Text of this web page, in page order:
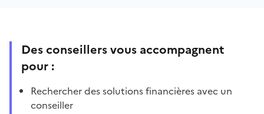
Des conseillers vous accompagnent
pour :
Rechercher des solutions financières avec un
conseiller